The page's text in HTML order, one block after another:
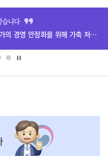
아프리카돼지열병(ASF) 가축 처분 농가의 경영 안정화를 위해 가축 처분 보상금을 신속하게 지급하겠습니다.